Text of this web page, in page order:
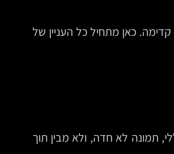
כאן מתחיל כל העניין של
תמונה לא חדה, ולא מבין תוך